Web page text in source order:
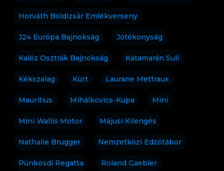
Horváth Boldizsár Emlékverseny
J24 Európa Bajnokság Jótékonyság
Kalóz Osztrák Bajnokság Katamarán Suli
Kékszalag Kürt Laurane Mettraux
Mauritius Mihálkovics-Kupa Mini
Mini Wallis Motor Májusi Kilengés
Nathalie Brugger Nemzetközi Edzőtábor
Pünkösdi Regatta Roland Gaebler